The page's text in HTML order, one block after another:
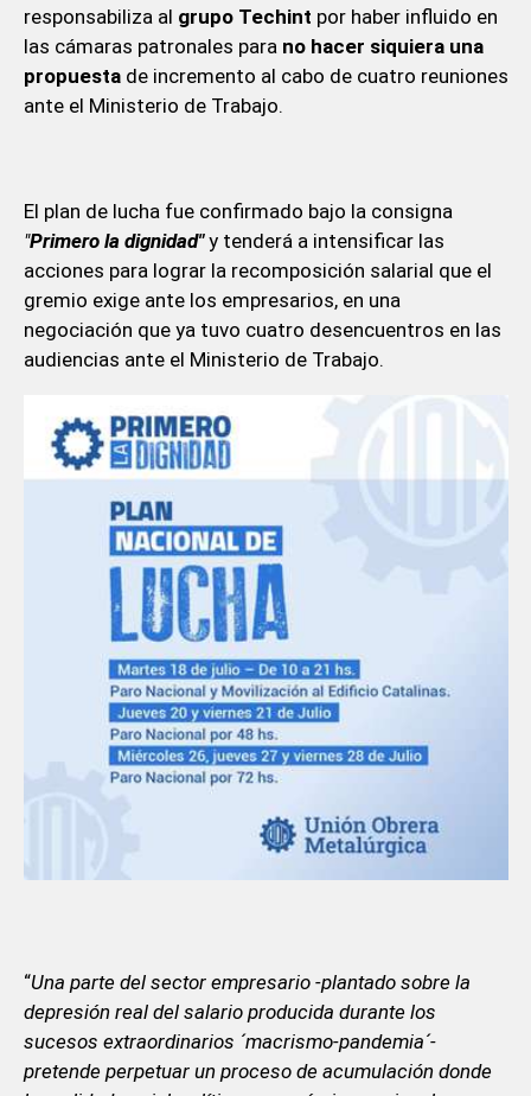
responsabiliza al grupo Techint por haber influido en
las cámaras patronales para no hacer siquiera una
propuestade incremento al cabo de cuatro reuniones
ante el Ministerio de Trabajo.
El plan de lucha fue confirmado bajo la consigna
"Primero la dignidad"y tenderá a intensificar las
acciones para lograr la recomposición salarial que el
gremio exige ante los empresarios, en una
negociación que ya tuvo cuatro desencuentros en las
audiencias ante el Ministerio de Trabajo.
“Una parte del sector empresario -plantado sobre la
depresión real del salario producida durante los
sucesos extraordinarios ´macrismo-pandemia´-
pretende perpetuar un proceso de acumulación donde